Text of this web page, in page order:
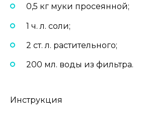
0,5 кг муки просеянной;
1 ч. л. соли;
2 ст. л. растительного;
200 мл. воды из фильтра.
Инструкция